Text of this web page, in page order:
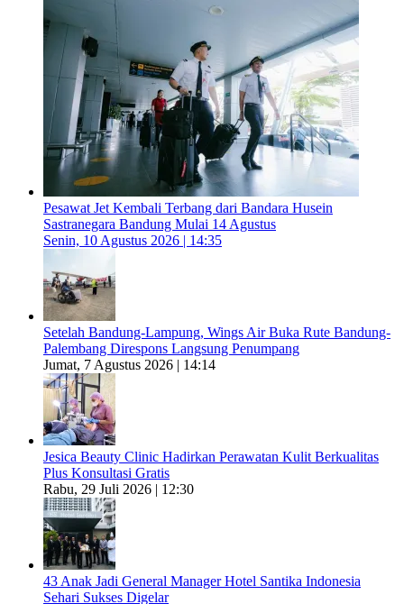
Pesawat Jet Kembali Terbang dari Bandara Husein
Sastranegara Bandung Mulai 14 Agustus
Senin, 10 Agustus 2026 | 14:35
Setelah Bandung-Lampung, Wings Air Buka Rute Bandung-
Palembang Direspons Langsung Penumpang
Jumat, 7 Agustus 2026 | 14:14
Jesica Beauty Clinic Hadirkan Perawatan Kulit Berkualitas
Plus Konsultasi Gratis
Rabu, 29 Juli 2026 | 12:30
43 Anak Jadi General Manager Hotel Santika Indonesia
Sehari Sukses Digelar